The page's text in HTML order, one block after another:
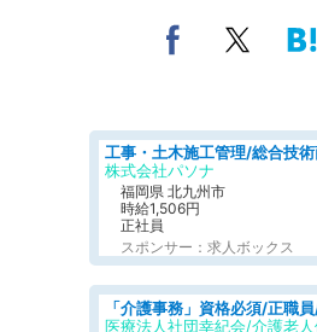
株式会社パソナ
福岡県 北九州市
時給1,506円
正社員
スポンサー：求人ボックス